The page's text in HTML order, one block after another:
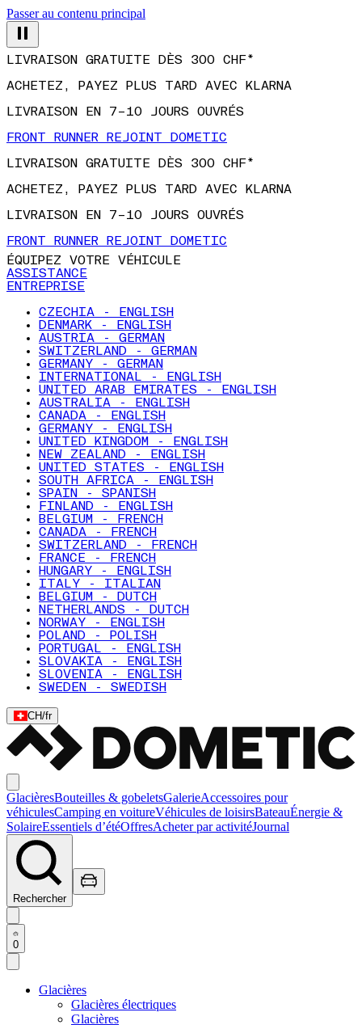
Passer au contenu principal
LIVRAISON GRATUITE DÈS 300 CHF*
ACHETEZ, PAYEZ PLUS TARD AVEC KLARNA
LIVRAISON EN 7–10 JOURS OUVRÉS
FRONT RUNNER REJOINT DOMETIC
LIVRAISON GRATUITE DÈS 300 CHF*
ACHETEZ, PAYEZ PLUS TARD AVEC KLARNA
LIVRAISON EN 7–10 JOURS OUVRÉS
FRONT RUNNER REJOINT DOMETIC
ÉQUIPEZ VOTRE VÉHICULE
ASSISTANCE
ENTREPRISE
CZECHIA - ENGLISH
DENMARK - ENGLISH
AUSTRIA - GERMAN
SWITZERLAND - GERMAN
GERMANY - GERMAN
INTERNATIONAL - ENGLISH
UNITED ARAB EMIRATES - ENGLISH
AUSTRALIA - ENGLISH
CANADA - ENGLISH
GERMANY - ENGLISH
UNITED KINGDOM - ENGLISH
NEW ZEALAND - ENGLISH
UNITED STATES - ENGLISH
SOUTH AFRICA - ENGLISH
SPAIN - SPANISH
FINLAND - ENGLISH
BELGIUM - FRENCH
CANADA - FRENCH
SWITZERLAND - FRENCH
FRANCE - FRENCH
HUNGARY - ENGLISH
ITALY - ITALIAN
BELGIUM - DUTCH
NETHERLANDS - DUTCH
NORWAY - ENGLISH
POLAND - POLISH
PORTUGAL - ENGLISH
SLOVAKIA - ENGLISH
SLOVENIA - ENGLISH
SWEDEN - SWEDISH
CH/fr
GlacièresBouteilles & gobeletsGalerieAccessoires pour
véhiculesCamping en voitureVéhicules de loisirsBateauÉnergie &
SolaireEssentiels d’étéOffresAcheter par activitéJournal
Rechercher
0
Glacières
Glacières électriques
Glacières